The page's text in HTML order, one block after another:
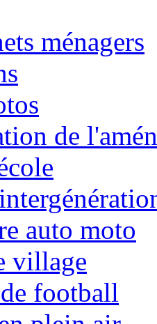
ménagers
de
auto moto
village
football